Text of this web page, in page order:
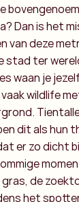
Dan is het
van deze
stad ter
waan je
wildlife
dit als hun
er zo dicht
de
het